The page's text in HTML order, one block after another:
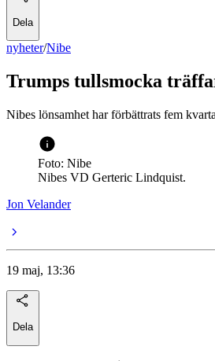
Dela
nyheter/Nibe
Trumps tullsmocka
Nibes lönsamhet har förbättrats fem
Foto: Nibe
Nibes VD Gerteric Lindquist.
Jon Velander
19 maj, 13:36
Dela